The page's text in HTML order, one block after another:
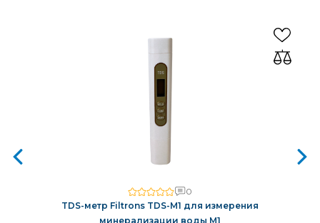
0
TDS-метр Filtrons TDS-M1 для измерения
минерализации воды M1